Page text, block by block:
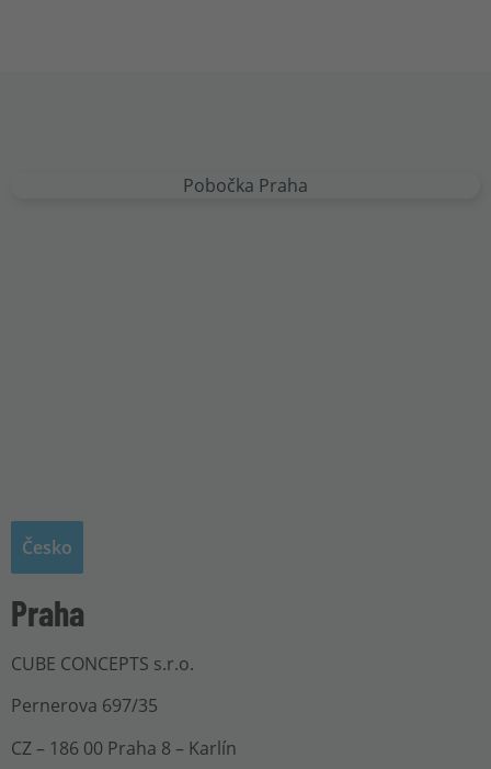
Česko
Praha
CUBE CONCEPTS s.r.o.
Pernerova 697/35
CZ – 186 00 Praha 8 – Karlín